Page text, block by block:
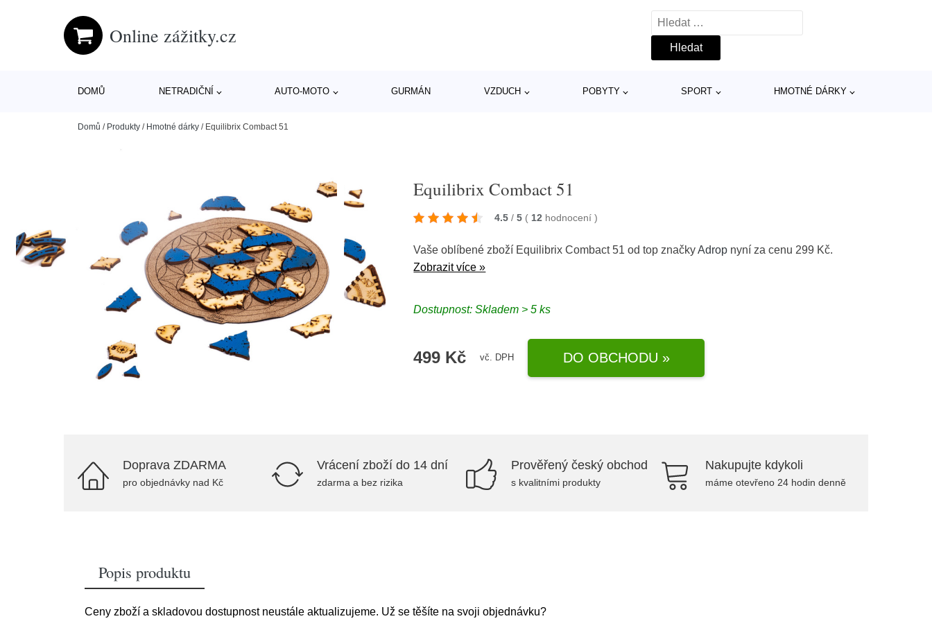
Online zážitky.cz
Vyhledávání
DOMŮ NETRADIČNÍ AUTO-MOTO GURMÁN VZDUCH POBYTY SPORT HMOTNÉ DÁRKY
Domů / Produkty / Hmotné dárky / Equilibrix Combact 51
Equilibrix Combact 51
4.5 / 5 ( 12 hodnocení)
Vaše oblíbené zboží Equilibrix Combact 51 od top značkyAdrop nyní za cenu 299 Kč.
Zobrazit více »
Dostupnost: Skladem > 5 ks
499 Kč vč. DPH DO OBCHODU »
Doprava ZDARMA
pro objednávky nad Kč
Vrácení zboží do 14 dní
zdarma a bez rizika
Prověřený český obchod
s kvalitními produkty
Nakupujte kdykoli
máme otevřeno 24 hodin denně
Popis produktu
Ceny zboží a skladovou dostupnost neustále aktualizujeme. Už se těšíte na svoji objednávku?